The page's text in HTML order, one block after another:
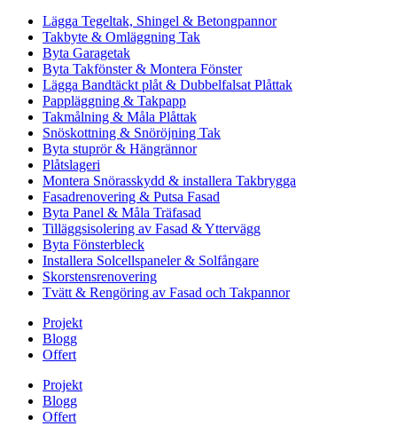
Lägga Tegeltak, Shingel & Betongpannor
Takbyte & Omläggning Tak
Byta Garagetak
Byta Takfönster & Montera Fönster
Lägga Bandtäckt plåt & Dubbelfalsat Plåttak
Pappläggning & Takpapp
Takmålning & Måla Plåttak
Snöskottning & Snöröjning Tak
Byta stuprör & Hängrännor
Plåtslageri
Montera Snörasskydd & installera Takbrygga
Fasadrenovering & Putsa Fasad
Byta Panel & Måla Träfasad
Tilläggsisolering av Fasad & Yttervägg
Byta Fönsterbleck
Installera Solcellspaneler & Solfångare
Skorstensrenovering
Tvätt & Rengöring av Fasad och Takpannor
Projekt
Blogg
Offert
Projekt
Blogg
Offert